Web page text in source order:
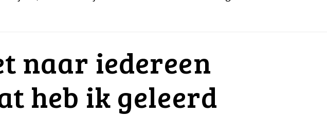
naar iedereen
heb ik geleerd